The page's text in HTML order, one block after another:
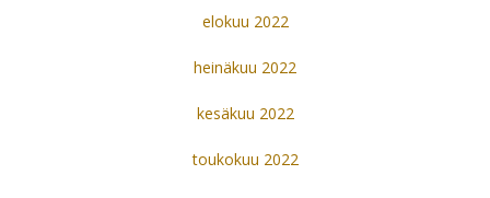
elokuu 2022
heinäkuu 2022
kesäkuu 2022
toukokuu 2022